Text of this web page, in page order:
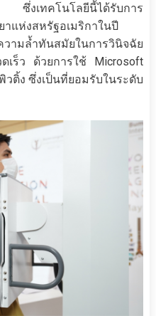
ซึ่งเทคโนโลยีนี้ได้รับการ
าแห่งสหรัฐอเมริกาในปี
วามล้ำทันสมัยในการวินิจฉัย
เร็ว ด้วยการใช้ Microsoft
ติ้ง ซึ่งเป็นที่ยอมรับในระดับ